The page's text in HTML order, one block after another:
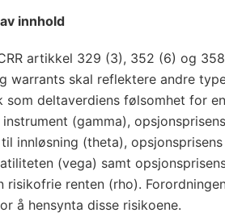
innhold
artikkel 329 (3), 352 (6) og
warrants skal reflektere andre
som deltaverdiens følsomhet for
(gamma),
innløsning (theta),
(vega) samt
risikofrie renten (rho).
å hensynta disse risikoene.